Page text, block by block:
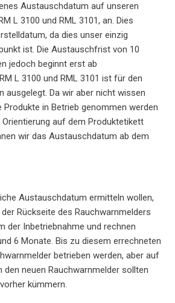
Austauschdatum auf unseren
L 3100 und RML 3101, an. Dies
da dies unser einzig
ist. Die Austauschfrist von 10
jedoch beginnt erst ab
L 3100 und RML 3101 ist für den
ausgelegt. Da wir aber nicht wissen
Produkte in Betrieb genommen werden
Orientierung auf dem Produktetikett
wir das Austauschdatum ab dem
Austauschdatum ermitteln wollen,
Rückseite des Rauchwarnmelders
der Inbetriebnahme und rechnen
6 Monate. Bis zu diesem errechneten
betrieben werden, aber auf
den neuen Rauchwarnmelder sollten
kümmern.